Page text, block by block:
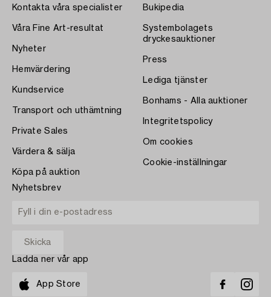
Kontakta våra specialister
Våra Fine Art-resultat
Nyheter
Hemvärdering
Kundservice
Transport och uthämtning
Private Sales
Värdera & sälja
Köpa på auktion
Bukipedia
Systembolagets
dryckesauktioner
Press
Lediga tjänster
Bonhams - Alla auktioner
Integritetspolicy
Om cookies
Cookie-inställningar
Nyhetsbrev
Ladda ner vår app
App Store